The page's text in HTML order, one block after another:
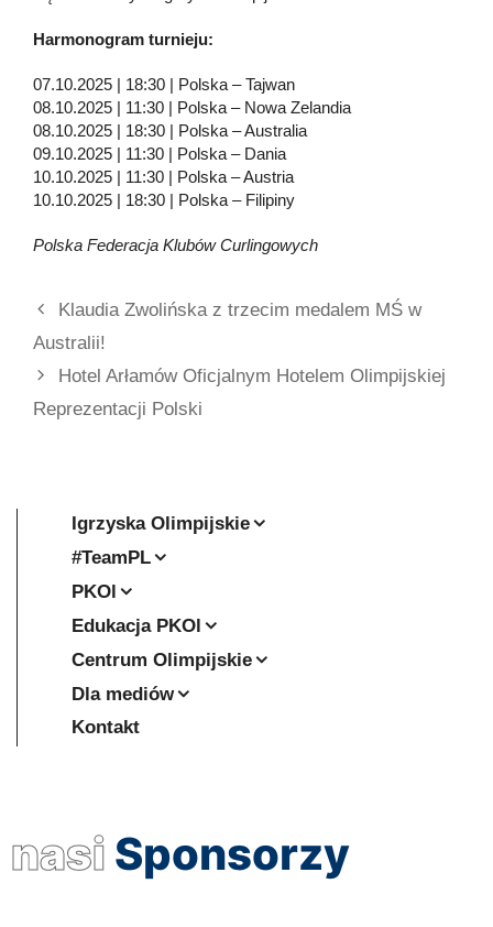
Harmonogram turnieju:
07.10.2025 | 18:30 | Polska – Tajwan
08.10.2025 | 11:30 | Polska – Nowa Zelandia
08.10.2025 | 18:30 | Polska – Australia
09.10.2025 | 11:30 | Polska – Dania
10.10.2025 | 11:30 | Polska – Austria
10.10.2025 | 18:30 | Polska – Filipiny
Polska Federacja Klubów Curlingowych
Klaudia Zwolińska z trzecim medalem MŚ w
Australii!
Hotel Arłamów Oficjalnym Hotelem Olimpijskiej
Reprezentacji Polski
Igrzyska Olimpijskie
#TeamPL
PKOl
Edukacja PKOl
Centrum Olimpijskie
Dla mediów
Kontakt
nasi Sponsorzy